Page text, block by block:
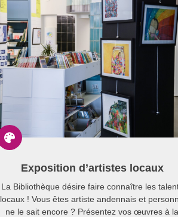

Exposition d’artistes locaux
La Bibliothèque désire faire connaître les
locaux ! Vous êtes artiste andennais et
ne le sait encore ? Présentez vos œuvres à la